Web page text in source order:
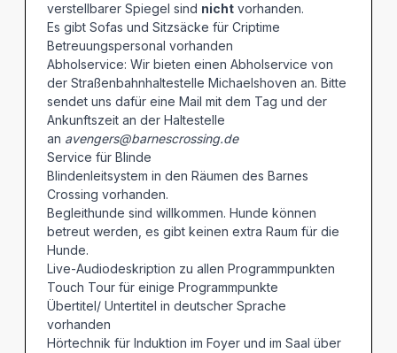
verstellbarer Spiegel sind nicht vorhanden.
Es gibt Sofas und Sitzsäcke für Criptime
Betreuungspersonal vorhanden
Abholservice: Wir bieten einen Abholservice von
der Straßenbahnhaltestelle Michaelshoven an. Bitte
sendet uns dafür eine Mail mit dem Tag und der
Ankunftszeit an der Haltestelle
an avengers@barnescrossing.de
Service für Blinde
Blindenleitsystem in den Räumen des Barnes
Crossing vorhanden.
Begleithunde sind willkommen. Hunde können
betreut werden, es gibt keinen extra Raum für die
Hunde.
Live-Audiodeskription zu allen Programmpunkten
Touch Tour für einige Programmpunkte
Übertitel/ Untertitel in deutscher Sprache
vorhanden
Hörtechnik für Induktion im Foyer und im Saal über